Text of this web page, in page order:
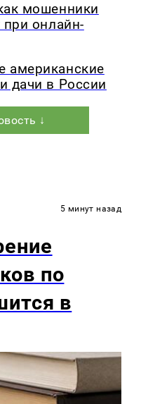
мошенники
при онлайн-
американские
дачи в России
↓
5 минут назад
по
в